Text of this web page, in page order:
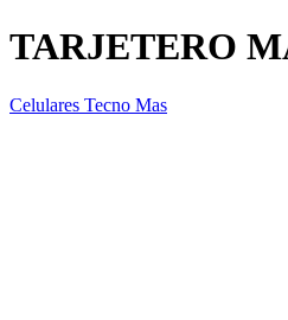
TARJETERO
Celulares Tecno Mas